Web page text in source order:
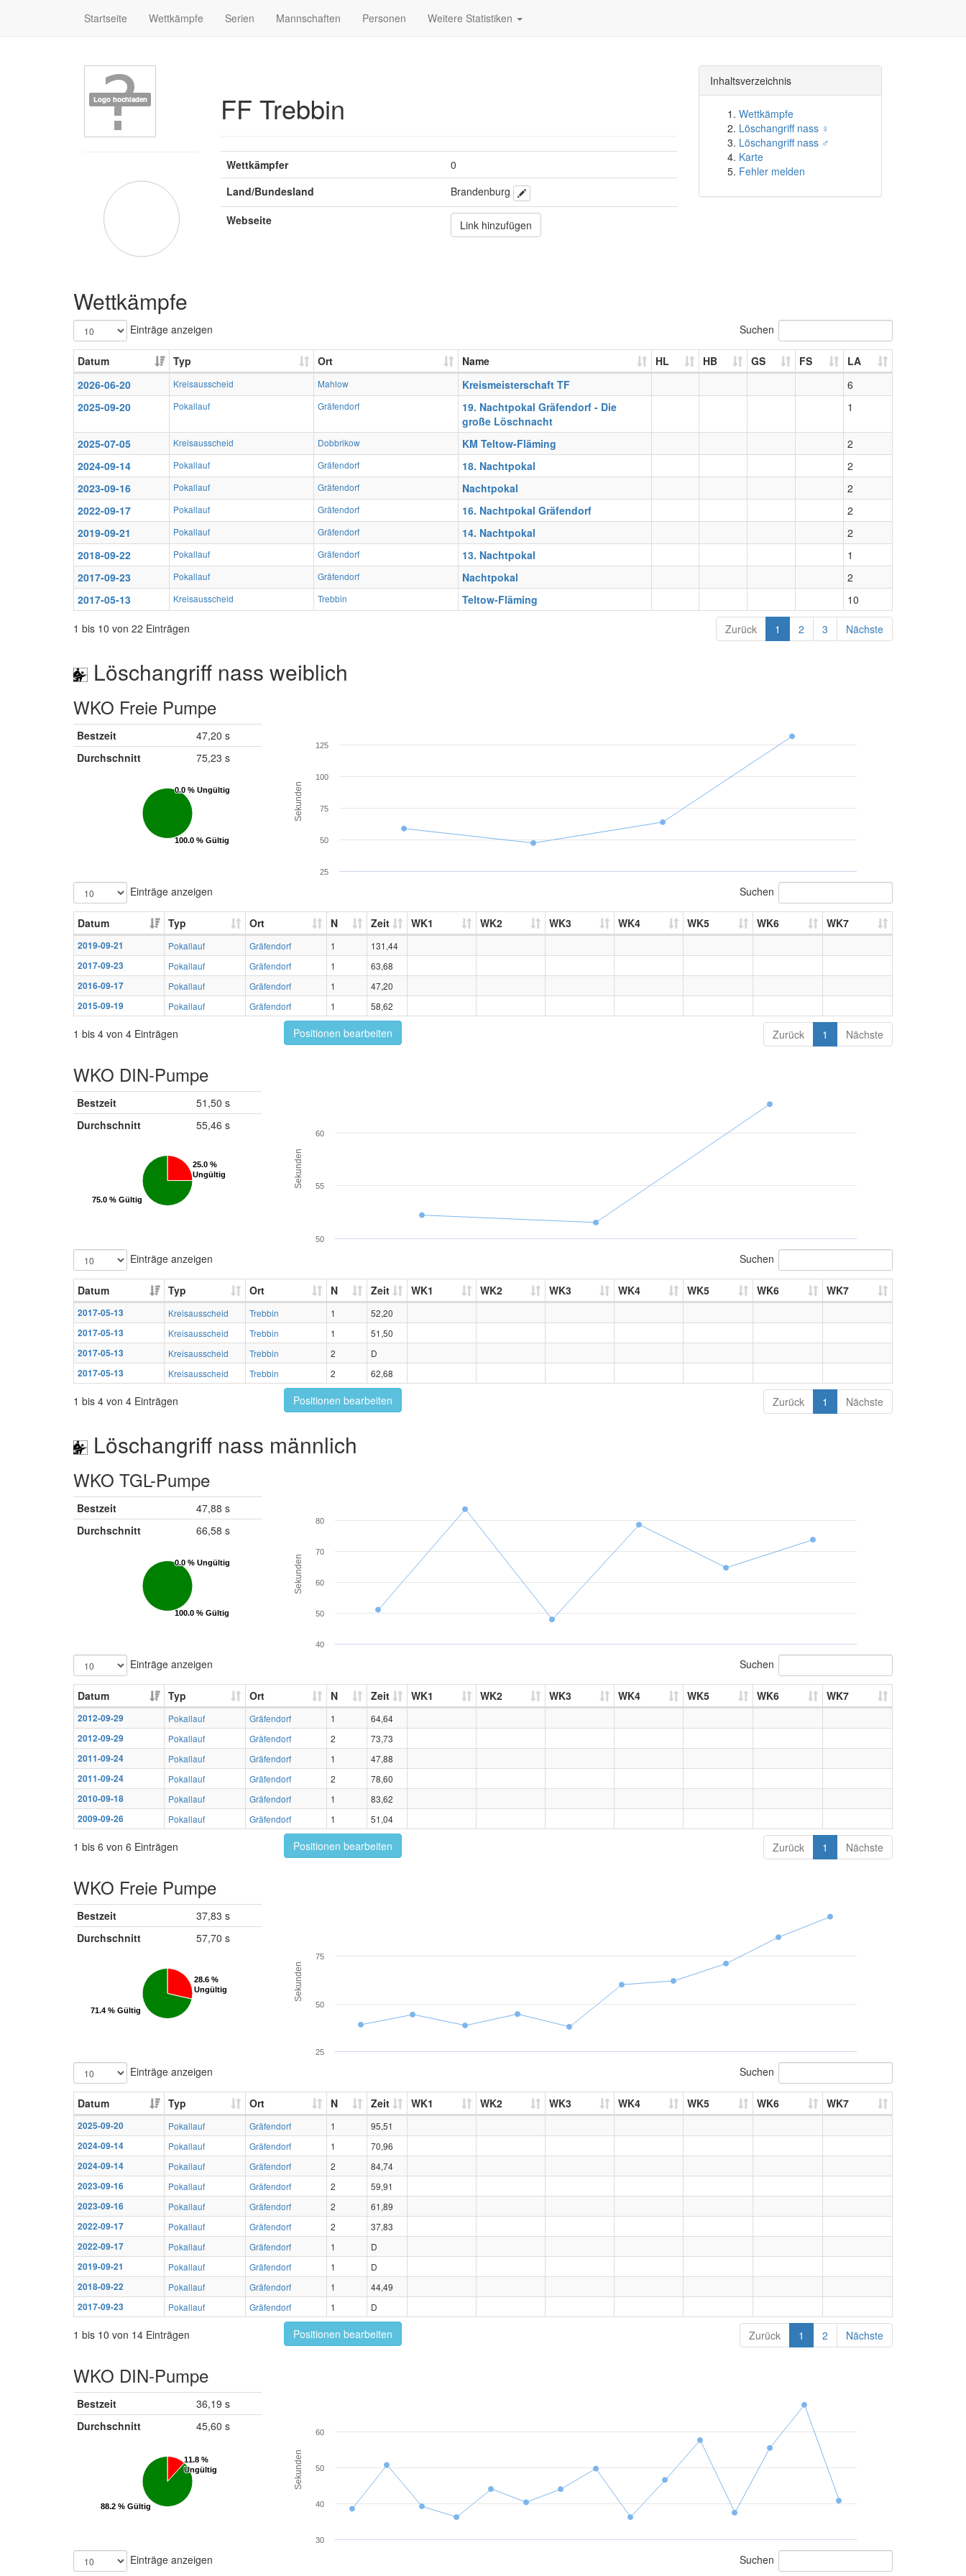
Startseite Wettkämpfe Serien Mannschaften Personen Weitere Statistiken
FF Trebbin
Wettkämpfer
0
Land/Bundesland
Brandenburg
Webseite
Link hinzufügen
Inhaltsverzeichnis
Wettkämpfe
Löschangriff nass ♀
Löschangriff nass ♂
Karte
Fehler melden
Wettkämpfe
Einträge anzeigen Suchen
Datum Typ Ort Name HL HB GS FS
LA
2026-06-20
Kreisausscheid Mahlow Kreismeisterschaft TF
6
2025-09-20
Pokallauf Gräfendorf
19. Nachtpokal Gräfendorf - Die
große Löschnacht
1
2025-07-05 Kreisausscheid Dobbrikow KM Teltow-Fläming
2
2024-09-14
Pokallauf Gräfendorf 18. Nachtpokal
2
2023-09-16
Pokallauf Gräfendorf Nachtpokal
2
2022-09-17
Pokallauf Gräfendorf 16. Nachtpokal Gräfendorf
2
2019-09-21
Pokallauf Gräfendorf 14. Nachtpokal
2
2018-09-22
Pokallauf Gräfendorf 13. Nachtpokal
1
2017-09-23
Pokallauf Gräfendorf Nachtpokal
2
2017-05-13
Kreisausscheid Trebbin Teltow-Fläming
10
1 bis 10 von 22 Einträgen
Zurück 1 2 3 Nächste
Löschangriff nass weiblich
WKO Freie Pumpe
Bestzeit
47,20 s
Durchschnitt
75,23 s
0.0 % Ungültig
0.0 % Ungültig
100.0 % Gültig
100.0 % Gültig
Sekunden
25
50
75
100
125
Einträge anzeigen Suchen
Datum Typ Ort N Zeit WK1 WK2 WK3 WK4 WK5 WK6 WK7
2019-09-21 Pokallauf Gräfendorf 1
131,44
2017-09-23
Pokallauf Gräfendorf 1
63,68
2016-09-17
Pokallauf Gräfendorf 1
47,20
2015-09-19
Pokallauf Gräfendorf 1 58,62
1 bis 4 von 4 Einträgen Positionen bearbeiten Zurück 1 Nächste
WKO DIN-Pumpe
Bestzeit
51,50 s
Durchschnitt
55,46 s
25.0 %
Ungültig
25.0 %
Ungültig
75.0 % Gültig
75.0 % Gültig
Sekunden
50
55
60
Einträge anzeigen Suchen
Datum Typ Ort N Zeit WK1 WK2 WK3 WK4 WK5 WK6 WK7
2017-05-13 Kreisausscheid Trebbin 1
52,20
2017-05-13
Kreisausscheid Trebbin 1
51,50
2017-05-13
Kreisausscheid Trebbin 2
D
2017-05-13
Kreisausscheid Trebbin 2 62,68
1 bis 4 von 4 Einträgen Positionen bearbeiten Zurück 1 Nächste
Löschangriff nass männlich
WKO TGL-Pumpe
Bestzeit
47,88 s
Durchschnitt
66,58 s
0.0 % Ungültig
0.0 % Ungültig
100.0 % Gültig
100.0 % Gültig
Sekunden
40
50
60
70
80
Einträge anzeigen Suchen
Datum Typ Ort N Zeit WK1 WK2 WK3 WK4 WK5 WK6 WK7
2012-09-29 Pokallauf Gräfendorf 1
64,64
2012-09-29
Pokallauf Gräfendorf 2
73,73
2011-09-24
Pokallauf Gräfendorf 1
47,88
2011-09-24
Pokallauf Gräfendorf 2
78,60
2010-09-18
Pokallauf Gräfendorf 1
83,62
2009-09-26
Pokallauf Gräfendorf 1 51,04
1 bis 6 von 6 Einträgen Positionen bearbeiten Zurück 1 Nächste
WKO Freie Pumpe
Bestzeit
37,83 s
Durchschnitt
57,70 s
28.6 %
Ungültig
28.6 %
Ungültig
71.4 % Gültig
71.4 % Gültig
Sekunden
25
50
75
Einträge anzeigen Suchen
Datum Typ Ort N Zeit WK1 WK2 WK3 WK4 WK5 WK6 WK7
2025-09-20 Pokallauf Gräfendorf 1
95,51
2024-09-14
Pokallauf Gräfendorf 1
70,96
2024-09-14
Pokallauf Gräfendorf 2
84,74
2023-09-16
Pokallauf Gräfendorf 2
59,91
2023-09-16
Pokallauf Gräfendorf 2
61,89
2022-09-17
Pokallauf Gräfendorf 2
37,83
2022-09-17
Pokallauf Gräfendorf 1
D
2019-09-21
Pokallauf Gräfendorf 1
D
2018-09-22
Pokallauf Gräfendorf 1
44,49
2017-09-23
Pokallauf Gräfendorf 1 D
1 bis 10 von 14 Einträgen Positionen bearbeiten Zurück 1 2 Nächste
WKO DIN-Pumpe
Bestzeit
36,19 s
Durchschnitt
45,60 s
11.8 %
Ungültig
11.8 %
Ungültig
88.2 % Gültig
88.2 % Gültig
Sekunden
30
40
50
60
Einträge anzeigen Suchen